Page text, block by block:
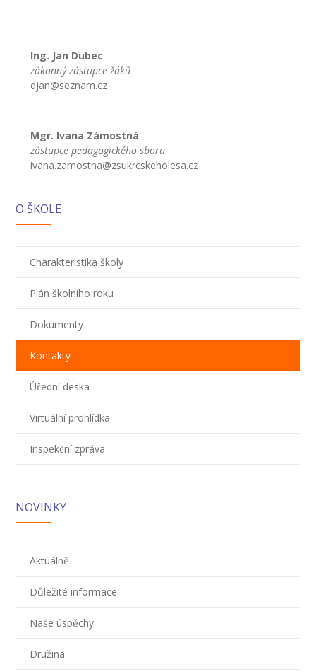
Ing. Jan Dubec
zákonný zástupce žáků
djan@seznam.cz
Mgr. Ivana Zámostná
zástupce pedagogického sboru
ivana.zamostna@zsukrcskeholesa.cz
O ŠKOLE
Charakteristika školy
Plán školního roku
Dokumenty
Kontakty
Úřední deska
Virtuální prohlídka
Inspekční zpráva
NOVINKY
Aktuálně
Důležité informace
Naše úspěchy
Družina